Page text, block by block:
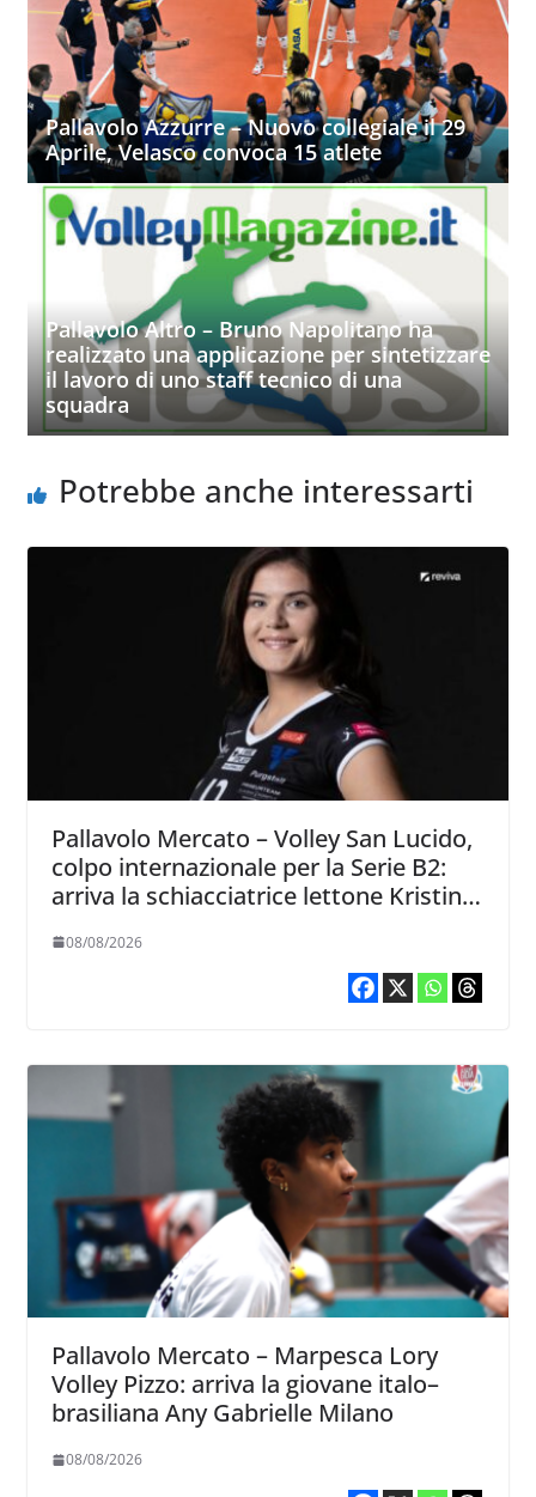
Pallavolo Azzurre – Nuovo collegiale il 29
Aprile, Velasco convoca 15 atlete
Pallavolo Altro – Bruno Napolitano ha
realizzato una applicazione per sintetizzare
il lavoro di uno staff tecnico di una
squadra
Potrebbe anche interessarti
Pallavolo Mercato – Volley San Lucido,
colpo internazionale per la Serie B2:
arriva la schiacciatrice lettone Kristine
08/08/2026
Pallavolo Mercato – Marpesca Lory
Volley Pizzo: arriva la giovane italo–
brasiliana Any Gabrielle Milano
08/08/2026